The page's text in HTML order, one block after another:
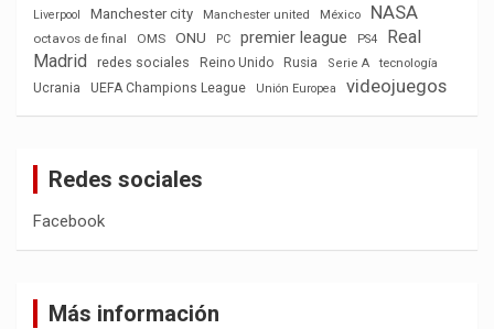
Liverpool Manchester city Manchester united México NASA
octavos de final OMS ONU PC premier league PS4
Real
Madrid
redes sociales Reino Unido Rusia Serie A
tecnología
Ucrania
UEFA Champions League Unión Europea videojuegos
Redes sociales
Facebook
Más información